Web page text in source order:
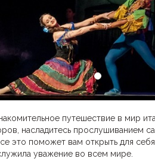
путешествие в мир
насладитесь прослушиванием
это поможет вам открыть для себя
уважение во всем мире.